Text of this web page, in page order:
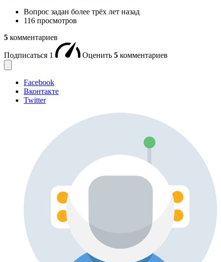
Вопрос задан более трёх лет назад
116 просмотров
5 комментариев
Подписаться 1 Оценить 5 комментариев
Facebook
Вконтакте
Twitter